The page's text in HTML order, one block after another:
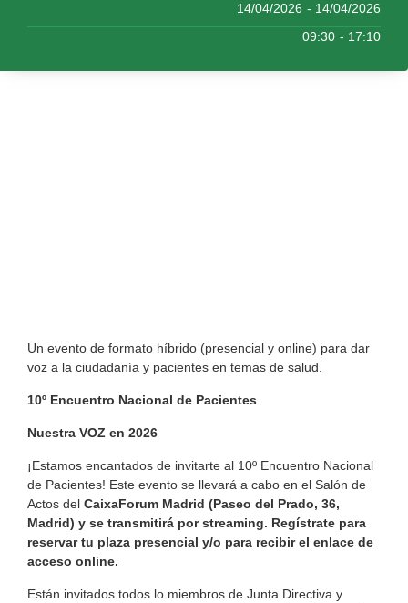
14/04/2026 - 14/04/2026
09:30 - 17:10
Un evento de formato híbrido (presencial y online) para dar
voz a la ciudadanía y pacientes en temas de salud.
10º Encuentro Nacional de Pacientes
Nuestra VOZ en 2026
¡Estamos encantados de invitarte al 10º Encuentro Nacional
de Pacientes! Este evento se llevará a cabo en el Salón de
Actos del CaixaForum Madrid (Paseo del Prado, 36,
Madrid) y se transmitirá por streaming. Regístrate para
reservar tu plaza presencial y/o para recibir el enlace de
acceso online.
Están invitados todos lo miembros de Junta Directiva y